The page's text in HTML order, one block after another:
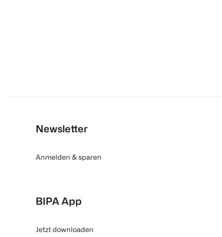
Newsletter
Anmelden & sparen
BIPA App
Jetzt downloaden